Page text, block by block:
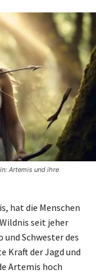
Artemis und ihre
hat die Menschen
seit jeher
Schwester des
Kraft der Jagd und
Artemis hoch